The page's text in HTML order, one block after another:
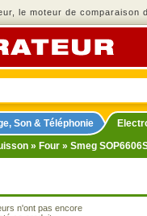
le moteur de comparaison
Son & Téléphonie
» Four » Smeg
n'ont pas encore